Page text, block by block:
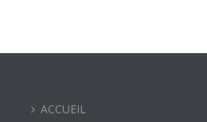
ACCUEIL